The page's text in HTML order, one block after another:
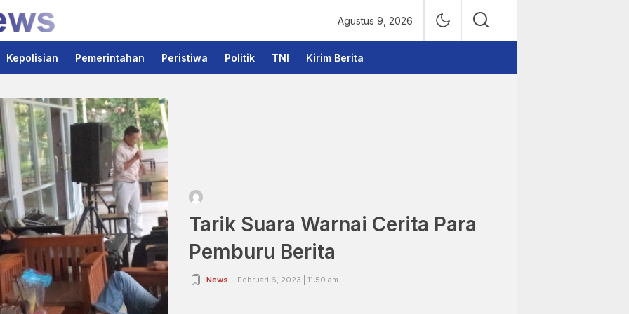
Agustus 9, 2026
Kepolisian Pemerintahan Peristiwa Politik TNI Kirim Berita
Tarik Suara Warnai Cerita Para
Pemburu Berita
News Februari 6, 2023 | 11:50 am